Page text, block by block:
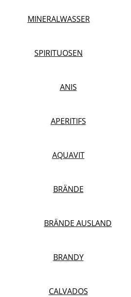
MINERALWASSER
SPIRITUOSEN
ANIS
APERITIFS
AQUAVIT
BRÄNDE
BRÄNDE AUSLAND
BRANDY
CALVADOS